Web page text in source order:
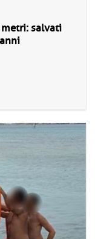
metri: salvati